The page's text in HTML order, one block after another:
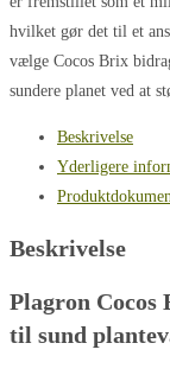
hvilket gør det til et
vælge Cocos Brix
sundere planet ved at
Beskrivelse
Yderligere
Beskrivelse
Plagron
til sund